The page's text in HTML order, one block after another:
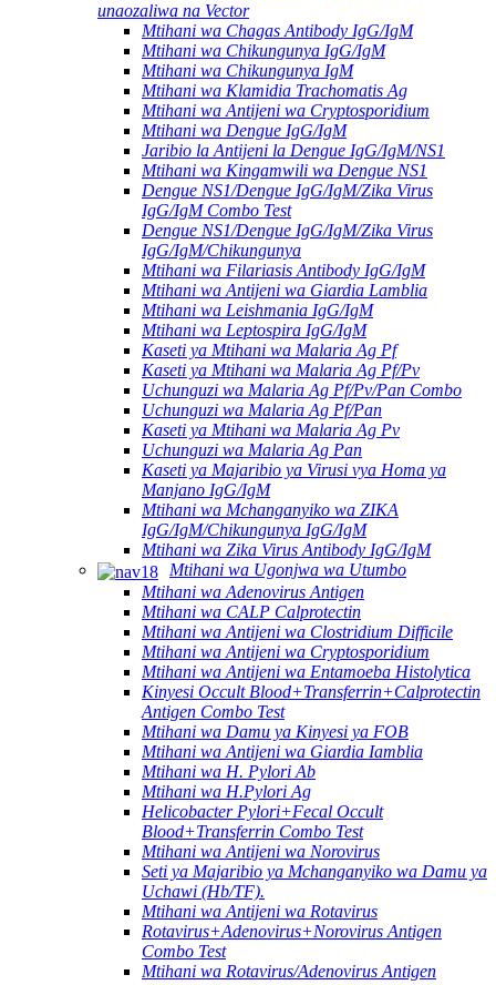
unaozaliwa na Vector
Mtihani wa Chagas Antibody IgG/IgM
Mtihani wa Chikungunya IgG/IgM
Mtihani wa Chikungunya IgM
Mtihani wa Klamidia Trachomatis Ag
Mtihani wa Antijeni wa Cryptosporidium
Mtihani wa Dengue IgG/IgM
Jaribio la Antijeni la Dengue IgG/IgM/NS1
Mtihani wa Kingamwili wa Dengue NS1
Dengue NS1/Dengue IgG/IgM/Zika Virus
IgG/IgM Combo Test
Dengue NS1/Dengue IgG/IgM/Zika Virus
IgG/IgM/Chikungunya
Mtihani wa Filariasis Antibody IgG/IgM
Mtihani wa Antijeni wa Giardia Lamblia
Mtihani wa Leishmania IgG/IgM
Mtihani wa Leptospira IgG/IgM
Kaseti ya Mtihani wa Malaria Ag Pf
Kaseti ya Mtihani wa Malaria Ag Pf/Pv
Uchunguzi wa Malaria Ag Pf/Pv/Pan Combo
Uchunguzi wa Malaria Ag Pf/Pan
Kaseti ya Mtihani wa Malaria Ag Pv
Uchunguzi wa Malaria Ag Pan
Kaseti ya Majaribio ya Virusi vya Homa ya
Manjano IgG/IgM
Mtihani wa Mchanganyiko wa ZIKA
IgG/IgM/Chikungunya IgG/IgM
Mtihani wa Zika Virus Antibody IgG/IgM
Mtihani wa Ugonjwa wa Utumbo
Mtihani wa Adenovirus Antigen
Mtihani wa CALP Calprotectin
Mtihani wa Antijeni wa Clostridium Difficile
Mtihani wa Antijeni wa Cryptosporidium
Mtihani wa Antijeni wa Entamoeba Histolytica
Kinyesi Occult Blood+Transferrin+Calprotectin
Antigen Combo Test
Mtihani wa Damu ya Kinyesi ya FOB
Mtihani wa Antijeni wa Giardia Iamblia
Mtihani wa H. Pylori Ab
Mtihani wa H.Pylori Ag
Helicobacter Pylori+Fecal Occult
Blood+Transferrin Combo Test
Mtihani wa Antijeni wa Norovirus
Seti ya Majaribio ya Mchanganyiko wa Damu ya
Uchawi (Hb/TF).
Mtihani wa Antijeni wa Rotavirus
Rotavirus+Adenovirus+Norovirus Antigen
Combo Test
Mtihani wa Rotavirus/Adenovirus Antigen